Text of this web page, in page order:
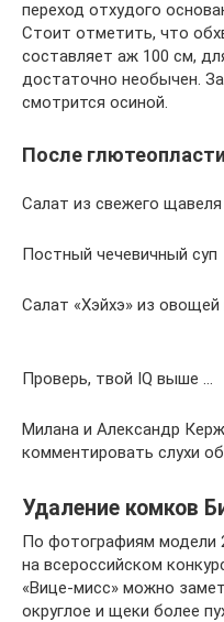
переход отхудого
Стоит отметить, что
составляет аж 100 см,
достаточно необычен.
смотрится осиной.
После
Салат из свежего
Постный чечевичный суп
Салат «Хэйхэ» из
Проверь, твой IQ выше …
Милана и Александр
комментировать слухи
Удаление комков
По фотографиям модели
на всероссийском
«Вице-мисс» можно
округлое и щеки более